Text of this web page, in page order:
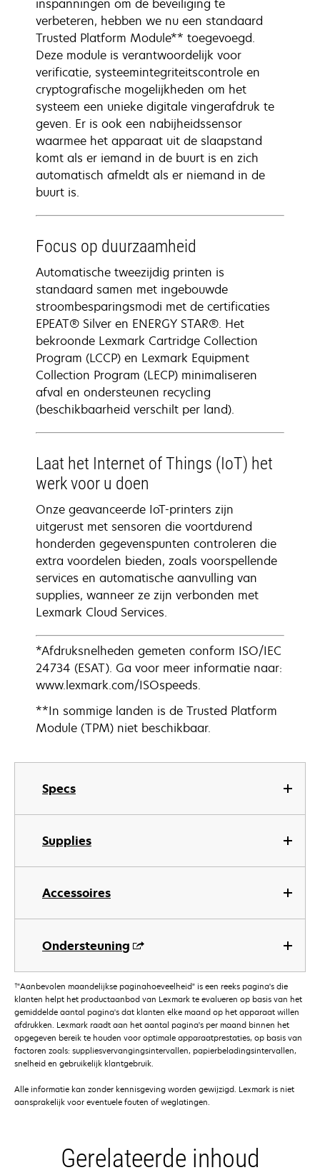
Specs
Supplies
Accessoires
Ondersteuning
inspanningen om de beveiliging te
verbeteren, hebben we nu een standaard
Trusted Platform Module** toegevoegd.
Deze module is verantwoordelijk voor
verificatie, systeemintegriteitscontrole en
cryptografische mogelijkheden om het
systeem een unieke digitale vingerafdruk te
geven. Er is ook een nabijheidssensor
waarmee het apparaat uit de slaapstand
komt als er iemand in de buurt is en zich
automatisch afmeldt als er niemand in de
buurt is.
Focus op duurzaamheid
Automatische tweezijdig printen is
standaard samen met ingebouwde
stroombesparingsmodi met de certificaties
EPEAT® Silver en ENERGY STAR®. Het
bekroonde Lexmark Cartridge Collection
Program (LCCP) en Lexmark Equipment
Collection Program (LECP) minimaliseren
afval en ondersteunen recycling
(beschikbaarheid verschilt per land).
Laat het Internet of Things (IoT) het
werk voor u doen
Onze geavanceerde IoT-printers zijn
uitgerust met sensoren die voortdurend
honderden gegevenspunten controleren die
extra voordelen bieden, zoals voorspellende
services en automatische aanvulling van
supplies, wanneer ze zijn verbonden met
Lexmark Cloud Services.
*Afdruksnelheden gemeten conform ISO/IEC
24734 (ESAT). Ga voor meer informatie naar:
www.lexmark.com/ISOspeeds.
**In sommige landen is de Trusted Platform
Module (TPM) niet beschikbaar.
†"Aanbevolen maandelijkse paginahoeveelheid" is een reeks pagina's die
klanten helpt het productaanbod van Lexmark te evalueren op basis van het
gemiddelde aantal pagina's dat klanten elke maand op het apparaat willen
afdrukken. Lexmark raadt aan het aantal pagina's per maand binnen het
opgegeven bereik te houden voor optimale apparaatprestaties, op basis van
factoren zoals: suppliesvervangingsintervallen, papierbeladingsintervallen,
snelheid en gebruikelijk klantgebruik.
Alle informatie kan zonder kennisgeving worden gewijzigd. Lexmark is niet
aansprakelijk voor eventuele fouten of weglatingen.
Gerelateerde inhoud